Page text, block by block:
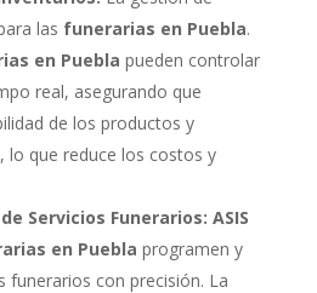
las funerarias en Puebla.
en Puebla pueden controlar
real, asegurando que
de los productos y
lo que reduce los costos y
Servicios Funerarios: ASIS
en Puebla programen y
funerarios con precisión. La